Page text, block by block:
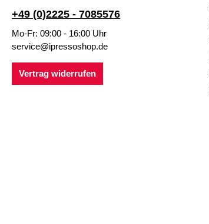
+49 (0)2225 - 7085576
Mo-Fr: 09:00 - 16:00 Uhr
service@ipressoshop.de
Vertrag widerrufen